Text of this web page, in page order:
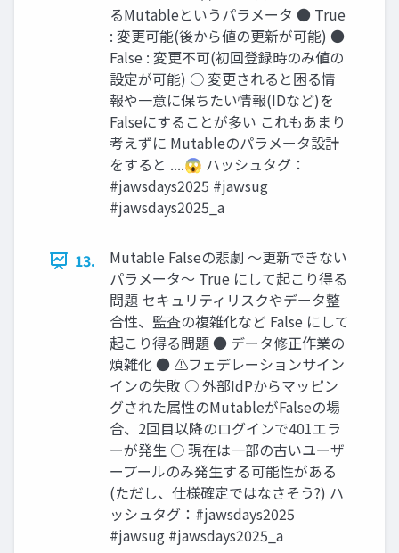
るMutableというパラメータ ● True
: 変更可能(後から値の更新が可能) ●
False : 変更不可(初回登録時のみ値の
設定が可能) ○ 変更されると困る情
報や一意に保ちたい情報(IDなど)を
Falseにすることが多い これもあまり
考えずに Mutableのパラメータ設計
をすると ....😱 ハッシュタグ：
#jawsdays2025 #jawsug
#jawsdays2025_a
13.
Mutable Falseの悲劇 ～更新できない
パラメータ～ True にして起こり得る
問題 セキュリティリスクやデータ整
合性、監査の複雑化など False にして
起こり得る問題 ● データ修正作業の
煩雑化 ● ⚠フェデレーションサイン
インの失敗 ○ 外部IdPからマッピン
グされた属性のMutableがFalseの場
合、2回目以降のログインで401エラ
ーが発生 ○ 現在は一部の古いユーザ
ープールのみ発生する可能性がある
(ただし、仕様確定ではなさそう?) ハ
ッシュタグ：#jawsdays2025
#jawsug #jawsdays2025_a